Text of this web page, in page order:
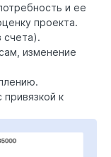
и ее
проекта.
счета).
изменение
привязкой к